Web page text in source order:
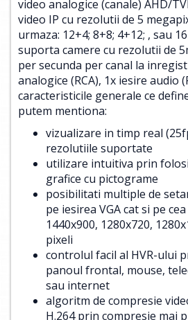
video analogice (canale) AHD/
video IP cu rezolutii de 5
urmaza: 12+4; 8+8; 4+12; , sau
suporta camere cu rezolutii de
per secunda per canal la
analogice (RCA), 1x iesire audio
caracteristicile generale ce
putem mentiona:
vizualizare in timp real
rezolutiile suportate
utilizare intuitiva prin
grafice cu pictograme
posibilitati multiple de
pe iesirea VGA cat si pe
1440x900, 1280x720,
pixeli
controlul facil al HVR-ului
panoul frontal, mouse,
sau internet
algoritm de compresie
H.264 prin compresie mai